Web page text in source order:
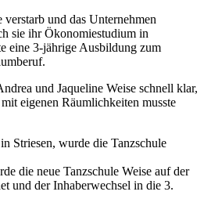
und das Unternehmen
sie ihr Ökonomiestudium in
eine 3-jährige Ausbildung zum
und Jaqueline Weise schnell klar,
eigenen Räumlichkeiten musste
Striesen, wurde die Tanzschule
die neue Tanzschule Weise auf der
und der Inhaberwechsel in die 3.